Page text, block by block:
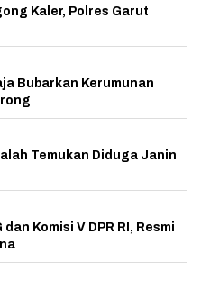
Kaler, Polres Garut
Bubarkan Kerumunan
Temukan Diduga Janin
Komisi V DPR RI, Resmi